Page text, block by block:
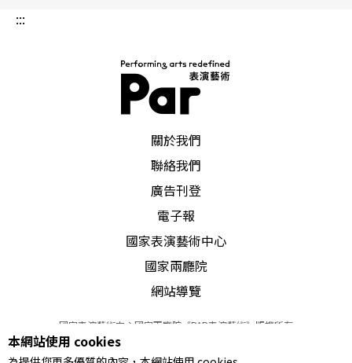
:::
關於我們
聯絡我們
廣告刊登
電子報
國家表演藝術中心
國家兩廳院
網站導覽
國家表演藝術中心國家兩廳院《PAR表演藝術》版權所有
© 2022Performing arts redefined. All Rights Reserved
本網站使用 cookies